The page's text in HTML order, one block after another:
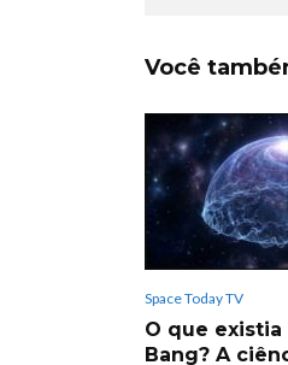
Você
Space Today TV
O que
Bang? A